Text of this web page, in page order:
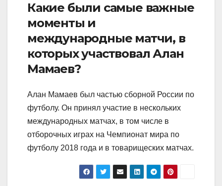
Какие были самые важные
моменты и
международные матчи, в
которых участвовал Алан
Мамаев?
Алан Мамаев был частью сборной России по
футболу. Он принял участие в нескольких
международных матчах, в том числе в
отборочных играх на Чемпионат мира по
футболу 2018 года и в товарищеских матчах.